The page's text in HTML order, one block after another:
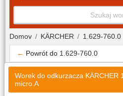
Szukaj
Domov KÄRCHER 1.629-760.0
← Powrót do 1.629-760.0
Worek do odkurzacza KÄRCHER
micro.A